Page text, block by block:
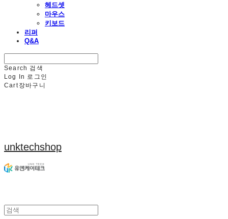
헤드셋
마우스
키보드
리퍼
Q&A
Search 검색
Log In 로그인
Cart장바구니
unktechshop